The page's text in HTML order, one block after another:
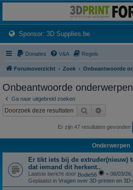
Het 3D print forum van de Benelux na de sluiting van
Sponsor: 3D Supplies.be(Opens a new
Donaties V&A Regels
Forumoverzicht Zoek Onbeantwoorde
Onbeantwoorde onderwerpen
Ga naar uitgebreid zoeken
Zoek
Er zijn 47 resultaten gevonden
Onderwerpen
Er tikt iets bij de extruder(nieuw)
dat iemand dit herkent..
Laatste bericht door Bodie56 « 06/03/
Geplaatst in Vragen over 3D-printen en